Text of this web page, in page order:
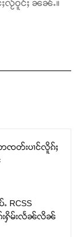
ႈလႂ်ဝူင်ႈ ၼၼ်ႉ။
ၸတ်းပၢင်လိူၵ်ႈ
RCSS
ၵ်းႁိမ်းလႅၼ်လိၼ်